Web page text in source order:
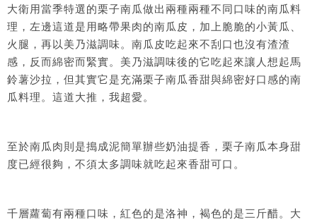
大衛用當季特選的栗子南瓜做出兩種兩種不同口味的南瓜料
理，左邊這道是用略帶果肉的南瓜皮，加上脆脆的小黃瓜、
火腿，再以美乃滋調味。南瓜皮吃起來不刮口也沒有渣渣
感，反而綿密而緊實。美乃滋調味後的它吃起來讓人想起馬
鈴薯沙拉，但其實它是充滿栗子南瓜香甜與綿密好口感的南
瓜料理。這道大推，我超愛。
至於南瓜肉則是搗成泥簡單辦些奶油提香，栗子南瓜本身甜
度已經很夠，不須太多調味就吃起來香甜可口。
千層蘿蔔有兩種口味，紅色的是洛神，褐色的是三斤醋。大